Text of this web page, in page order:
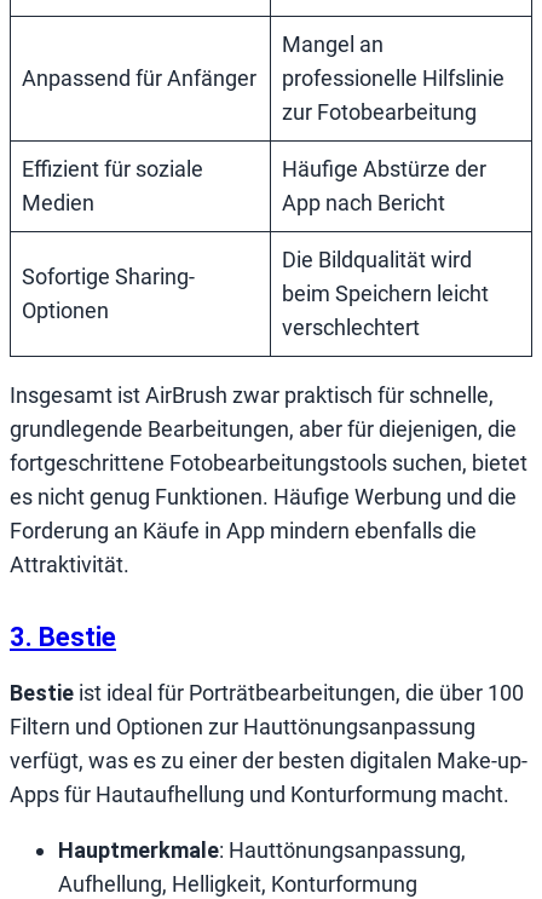
Anpassend für Anfänger
Mangel an
professionelle Hilfslinie
zur Fotobearbeitung
Effizient für soziale
Medien
Häufige Abstürze der
App nach Bericht
Sofortige Sharing-
Optionen
Die Bildqualität wird
beim Speichern leicht
verschlechtert
Insgesamt ist AirBrush zwar praktisch für schnelle,
grundlegende Bearbeitungen, aber für diejenigen, die
fortgeschrittene Fotobearbeitungstools suchen, bietet
es nicht genug Funktionen. Häufige Werbung und die
Forderung an Käufe in App mindern ebenfalls die
Attraktivität.
3. Bestie
Bestie ist ideal für Porträtbearbeitungen, die über 100
Filtern und Optionen zur Hauttönungsanpassung
verfügt, was es zu einer der besten digitalen Make-up-
Apps für Hautaufhellung und Konturformung macht.
Hauptmerkmale: Hauttönungsanpassung,
Aufhellung, Helligkeit, Konturformung